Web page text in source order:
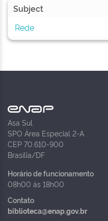
Subject
Rede
Asa Sul
SPO Área Especial 2-A
CEP 70.610-900
Brasília/DF
Horário de funcionamento
08h00 às 18h00
Contato
biblioteca@enap.gov.br